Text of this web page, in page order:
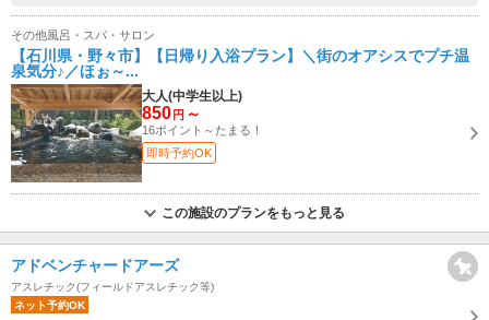
その他風呂・スパ・サロン
【石川県・野々市】【日帰り入浴プラン】＼街のオアシスでプチ温
泉気分♪／ほぉ～...
大人(中学生以上)
850 円 ～
16ポイント～たまる！
即時予約OK
この施設のプランをもっと見る
アドベンチャードアーズ
アスレチック(フィールドアスレチック等)
ネット予約OK